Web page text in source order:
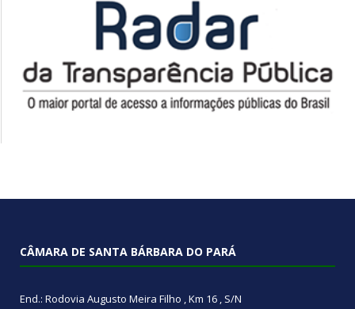
CÂMARA DE SANTA BÁRBARA DO PARÁ
End.: Rodovia Augusto Meira Filho , Km 16 , S/N